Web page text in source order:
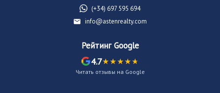
(+34) 697 595 694
info@astenrealty.com
Рейтинг Google
4.7
Читать отзывы на Google